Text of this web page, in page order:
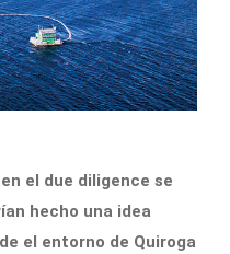
el due diligence se
hecho una idea
el entorno de Quiroga